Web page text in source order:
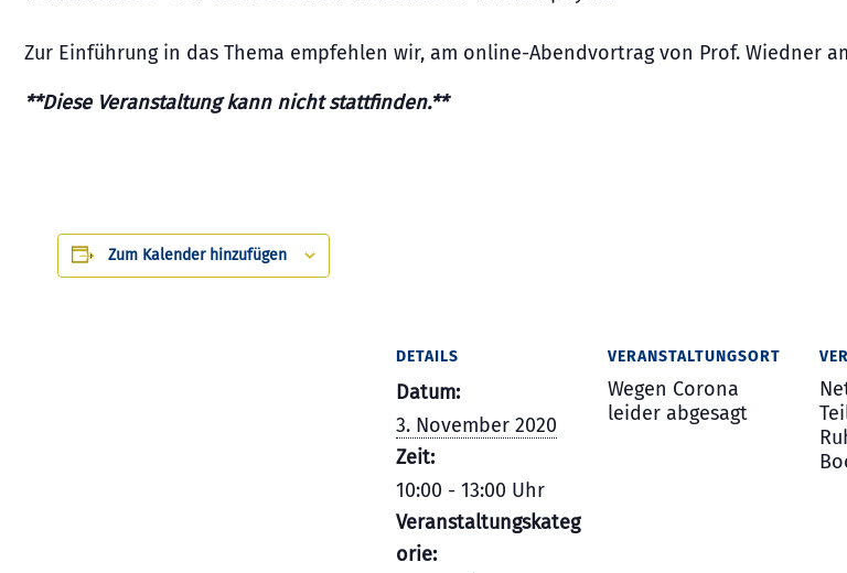
Zur Einführung in das Thema empfehlen wir, am online-Abendvortrag von Prof. Wiedner
**Diese Veranstaltung kann nicht stattfinden.**
Zum Kalender hinzufügen
DETAILS
Datum:
3. November 2020
Zeit:
10:00 - 13:00
Veranstaltungskateg
orie:
VERANSTALTUNGSORT
Wegen Corona
leider abgesagt